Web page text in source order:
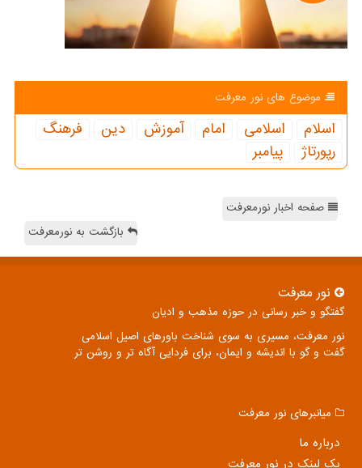
موضوع های نور معرفت
اسلام اسلامی امام آموزش دین
فرهنگ
رپورتاژ
پیامبر
صفحه اخبار نورمعرفت
بازگشت به نورمعرفت
نور معرفت
گفتگو و خبر رسانی در حوزه مذهب و ادیان
نور معرفت، مسیری به سوی شناخت باورهای اصیل اسلامی
گفت و گو با اندیشه و ایمان، برای فردایی آگاه تر و روشن تر
میانبرهای نور معرفت
درباره ما
بک لینک در نور معرفت